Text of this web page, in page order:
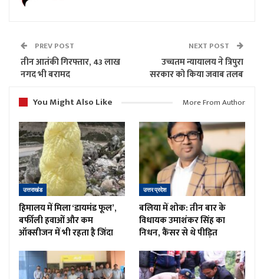
PREV POST
तीन आतंकी गिरफ्तार, 43 लाख
नगद भी बरामद
NEXT POST
उच्चतम न्यायालय ने त्रिपुरा
सरकार को किया जवाब तलब
You Might Also Like
More From Author
उत्तराखंड
हिमालय में मिला ‘डायमंड फूल’,
बर्फीली हवाओं और कम
ऑक्सीजन में भी रहता है जिंदा
उत्तर प्रदेश
बलिया में शोक: तीन बार के
विधायक उमाशंकर सिंह का
निधन, कैंसर से थे पीड़ित